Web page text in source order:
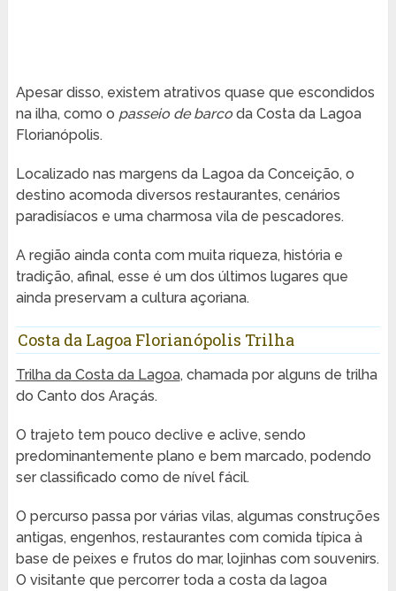
Apesar disso, existem atrativos quase que escondidos
na ilha, como o passeio de barcoda Costa da Lagoa
Florianópolis.
Localizado nas margens da Lagoa da Conceição, o
destino acomoda diversos restaurantes, cenários
paradisíacos e uma charmosa vila de pescadores.
A região ainda conta com muita riqueza, história e
tradição, afinal, esse é um dos últimos lugares que
ainda preservam a cultura açoriana.
Costa da Lagoa Florianópolis Trilha
Trilha da Costa da Lagoa, chamada por alguns de trilha
do Canto dos Araçás.
O trajeto tem pouco declive e aclive, sendo
predominantemente plano e bem marcado, podendo
ser classificado como de nível fácil.
O percurso passa por várias vilas, algumas construções
antigas, engenhos, restaurantes com comida típica à
base de peixes e frutos do mar, lojinhas com souvenirs.
O visitante que percorrer toda a costa da lagoa